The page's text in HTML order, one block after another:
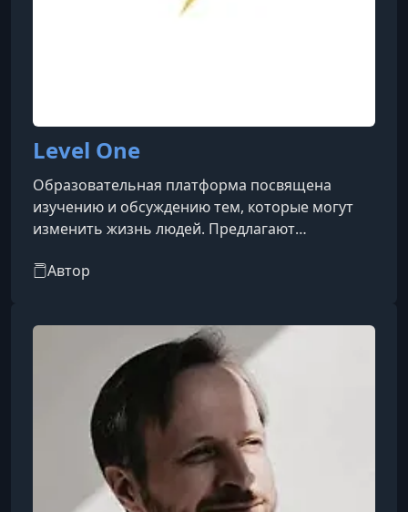
Level One
Образовательная платформа посвящена
изучению и обсуждению тем, которые могут
изменить жизнь людей. Предлагают
которые помогут вам расширить свои знания,
Автор